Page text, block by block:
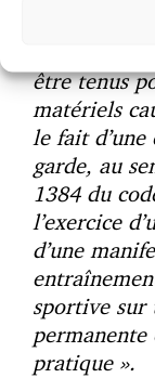
Ainsi,
être tenus
matériels
le fait d’une
garde, au
1384 du
l’exercice
d’une
sportive sur
pratique ».